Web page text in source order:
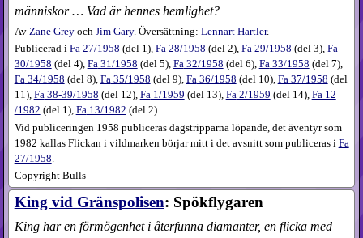
människor … Vad är hennes hemlighet?
Av Zane Greyoch Jim Gary. Översättning: Lennart Hartler.
Publicerad i Fa27​/1958 (del 1), Fa28​/1958 (del 2), Fa29​/1958 (del 3), Fa
30​/1958 (del 4), Fa31​/1958 (del 5), Fa32​/1958 (del 6), Fa33​/1958 (del 7),
Fa34​/1958 (del 8), Fa35​/1958 (del 9), Fa36​/1958 (del 10), Fa37​/1958 (del
11), Fa38-39​/1958 (del 12), Fa1​/1959 (del 13), Fa2​/1959 (del 14), Fa12​
/1982 (del 1), Fa13​/1982 (del 2).
Vid publiceringen 1958 publiceras dagstripparna löpande, det äventyr som
1982 kallas Flickan i vildmarken börjar mitt i det avsnitt som publiceras i Fa
27/1958
Copyright Bulls
King vid Gränspolisen: Spökflygaren
King har en förmögenhet i återfunna diamanter, en flicka med